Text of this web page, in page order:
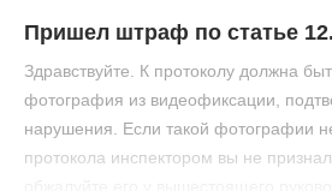
Пришел штраф по статье
Здравствуйте. К протоколу должна
фотография из видеофиксации,
нарушения. Если такой фотографии
протокола инспектором вы не